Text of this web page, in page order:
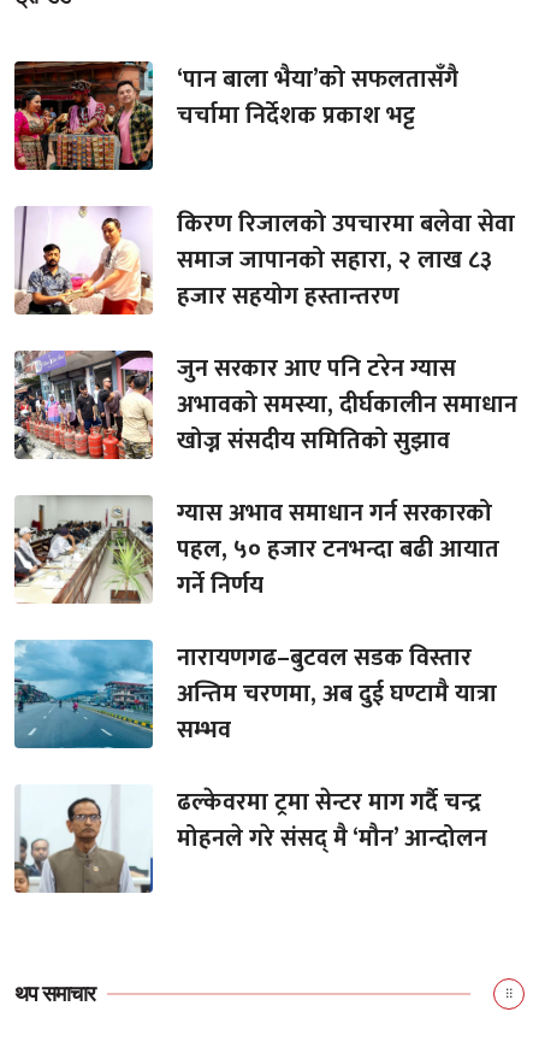
‘पान बाला भैया’को सफलतासँगै
चर्चामा निर्देशक प्रकाश भट्ट
किरण रिजालको उपचारमा बलेवा सेवा
समाज जापानको सहारा, २ लाख ८३
हजार सहयोग हस्तान्तरण
जुन सरकार आए पनि टरेन ग्यास
अभावको समस्या, दीर्घकालीन समाधान
खोज्न संसदीय समितिको सुझाव
ग्यास अभाव समाधान गर्न सरकारको
पहल, ५० हजार टनभन्दा बढी आयात
गर्ने निर्णय
नारायणगढ–बुटवल सडक विस्तार
अन्तिम चरणमा, अब दुई घण्टामै यात्रा
सम्भव
ढल्केवरमा ट्रमा सेन्टर माग गर्दै चन्द्र
मोहनले गरे संसद् मै ‘मौन’ आन्दोलन
थप समाचार